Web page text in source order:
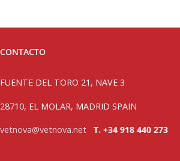
CONTACTO
FUENTE DEL TORO 21, NAVE 3
28710, EL MOLAR, MADRID SPAIN
vetnova@vetnova.net T. +34 918 440 273